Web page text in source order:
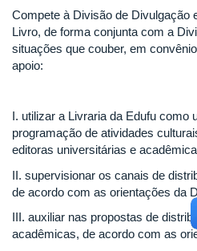
Compete à Divisão de Divulgação
Livro, de forma conjunta com a
situações que couber, em
apoio:
I. utilizar a Livraria da Edufu como
programação de atividades
editoras universitárias e
II. supervisionar os canais de
de acordo com as orientações da
III. auxiliar nas propostas de
acadêmicas, de acordo com as